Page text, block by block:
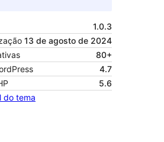
1.0.3
13 de agosto de 2024
80+
4.7
5.6
do tema